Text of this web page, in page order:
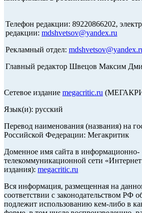
Телефон редакции: 89220866202,
редакции: mdshvetsov@yandex.ru
Рекламный отдел:
Главный редактор Швецов Максим
Сетевое издание megacritic.ru
Язык(и): русский
Перевод наименования (названия) на
Российской Федерации: Мегакритик
Доменное имя сайта в информационно-
телекоммуникационной сети
издания): megacritic.ru
Вся информация, размещенная на
соответствии с законодательством РФ
подлежит использованию кем-либо в